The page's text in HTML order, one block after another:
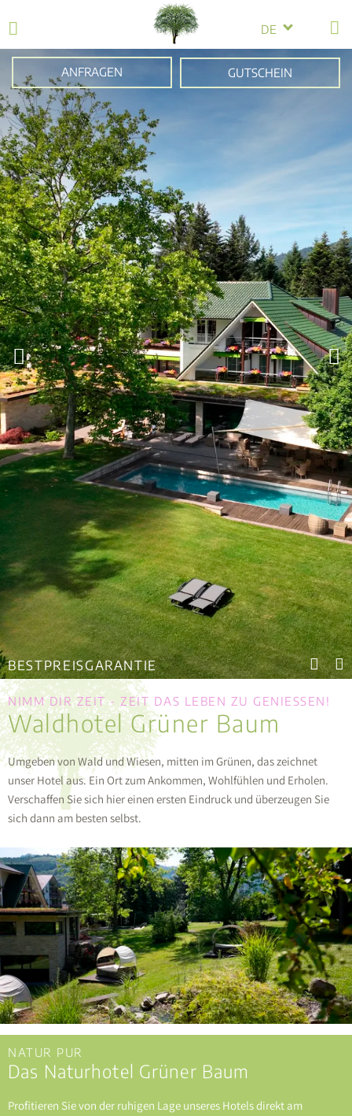
DE
ANFRAGEN GUTSCHEIN
BESTPREISGARANTIE
NIMM DIR ZEIT - ZEIT DAS LEBEN ZU GENIESSEN!
Waldhotel Grüner Baum
Umgeben von Wald und Wiesen, mitten im Grünen, das zeichnet
unser Hotel aus. Ein Ort zum Ankommen, Wohlfühlen und Erholen.
Verschaffen Sie sich hier einen ersten Eindruck und überzeugen Sie
sich dann am besten selbst.
NATUR PUR
Das Naturhotel Grüner Baum
Profitieren Sie von der ruhigen Lage unseres Hotels direkt am